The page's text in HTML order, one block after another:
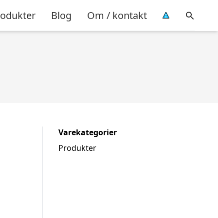
Blog Om / kontakt
Varekategorier
Produkter